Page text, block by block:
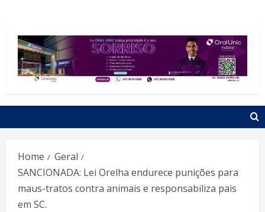
Home
Geral
SANCIONADA: Lei Orelha endurece punições para
maus-tratos contra animais e responsabiliza pais
em SC.